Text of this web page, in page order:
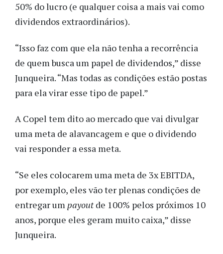
50% do lucro (e qualquer coisa a mais vai como
dividendos extraordinários).
“Isso faz com que ela não tenha a recorrência
de quem busca um papel de dividendos,” disse
Junqueira. “Mas todas as condições estão postas
para ela virar esse tipo de papel.”
A Copel tem dito ao mercado que vai divulgar
uma meta de alavancagem e que o dividendo
vai responder a essa meta.
“Se eles colocarem uma meta de 3x EBITDA,
por exemplo, eles vão ter plenas condições de
entregar um payoutde 100% pelos próximos 10
anos, porque eles geram muito caixa,” disse
Junqueira.